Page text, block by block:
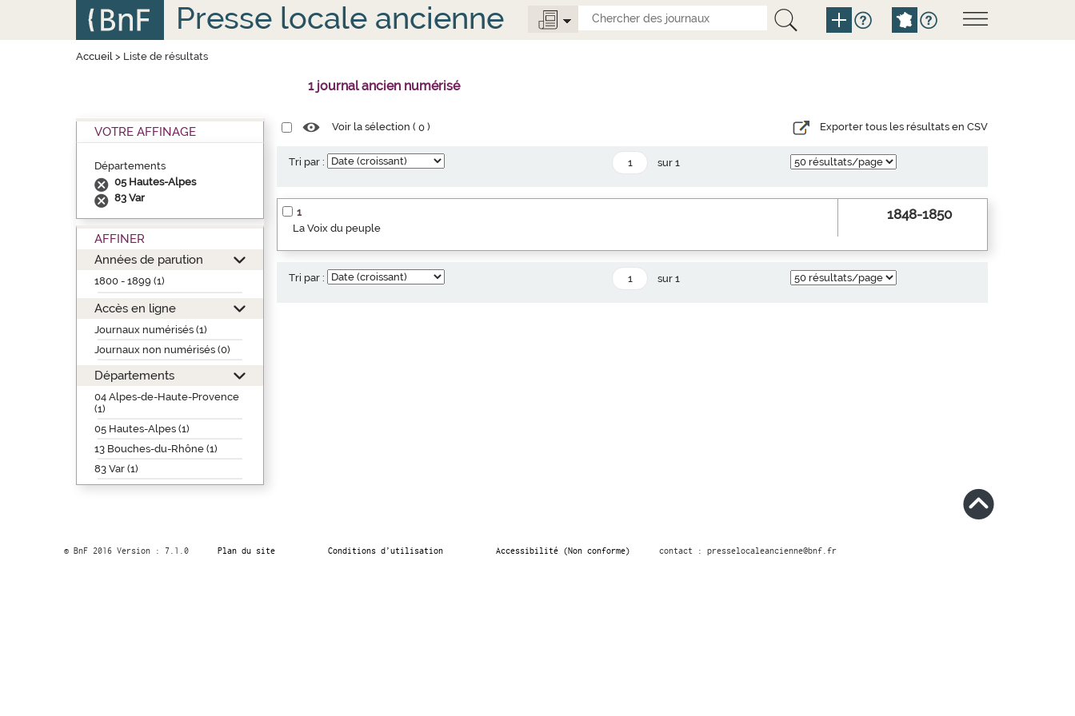
Presse locale ancienne
Accueil> Liste de résultats
1 journal ancien numérisé
VOTRE AFFINAGE
Départements
05 Hautes-Alpes
83 Var
AFFINER
Années de parution
1800 - 1899 (1)
Accès en ligne
Journaux numérisés (1)
Journaux non numérisés (0)
Départements
04 Alpes-de-Haute-Provence
(1)
05 Hautes-Alpes (1)
13 Bouches-du-Rhône (1)
83 Var (1)
Voir la sélection (0 ) Exporter tous les résultats en CSV
Tri par : sur 1
1
La Voix du peuple
1848-1850
Tri par : sur 1
© BnF 2016 Version : 7.1.0 Plan du site Conditions d’utilisation Accessibilité (Non conforme) contact : presselocaleancienne@bnf.fr
Panneau de gestion des cookies